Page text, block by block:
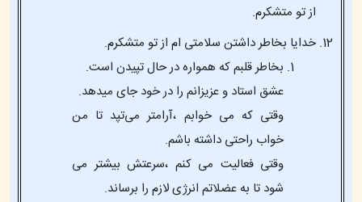
از تو متشکرم.
خدایا بخاطر داشتن سلامتی ام از تو متشکرم.
بخاطر قلبم که همواره در حال تپیدن است.
عشق استاد و عزیزانم را در خود جای میدهد.
وقتی که می خوابم ،آرامتر می‌تپد تا من
خواب راحتی داشته باشم.
وقتی فعالیت می کنم ،سرعتش بیشتر می
شود تا به عضلاتم انرژی لازم را برساند.